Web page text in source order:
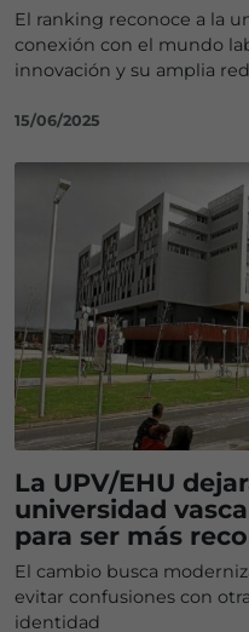
El ranking reconoce a la
conexión con el mundo
innovación y su amplia
15/06/2025
La UPV/EHU
universidad
para ser más
El cambio busca
evitar confusiones con
identidad